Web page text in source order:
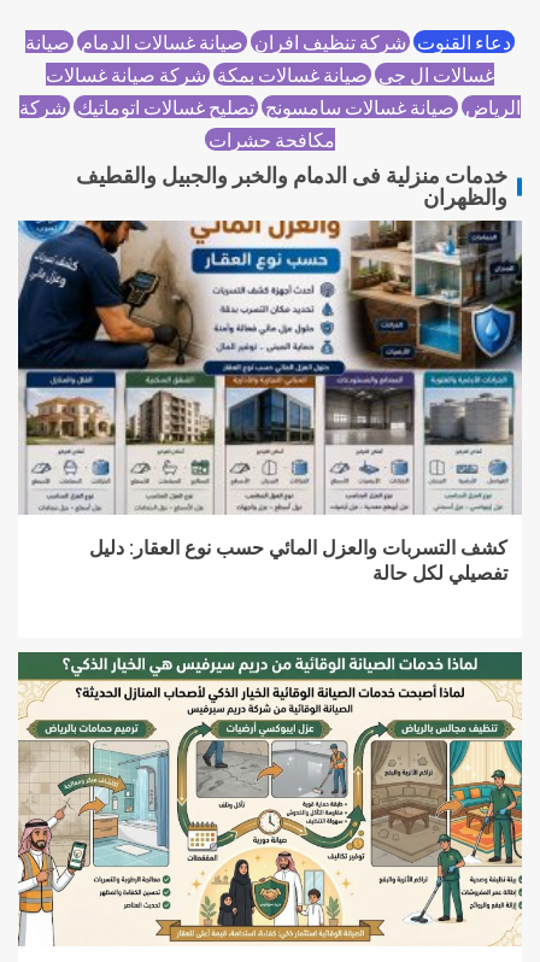
دعاء القنوتشركة تنظيف افرانصيانة غسالات الدمامصيانة
غسالات ال جيصيانة غسالات بمكةشركة صيانة غسالات
الرياضصيانة غسالات سامسونجتصليح غسالات اتوماتيكشركة
مكافحة حشرات
خدمات منزلية فى الدمام والخبر والجبيل والقطيف
والظهران
كشف التسربات والعزل المائي حسب نوع العقار: دليل
تفصيلي لكل حالة